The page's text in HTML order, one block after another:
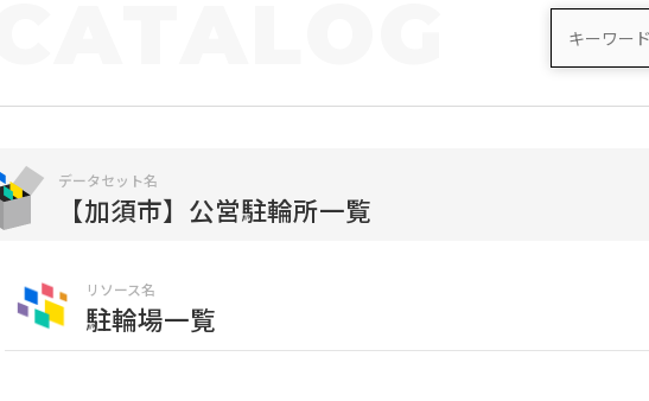
データセット名
【加須市】公営駐輪所一覧
リソース名
駐輪場一覧